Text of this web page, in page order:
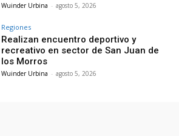
Wuinder Urbina - agosto 5, 2026
Regiones
Realizan encuentro deportivo y
recreativo en sector de San Juan de
los Morros
Wuinder Urbina - agosto 5, 2026